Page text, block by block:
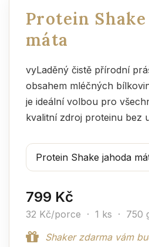
Protein
máta
vyLaděný čistě přírodní
obsahem mléčných
je ideální volbou pro
kvalitní zdroj proteinu bez
799 Kč
32 Kč/porce · 1 ks · 750
Shaker zdarma vám